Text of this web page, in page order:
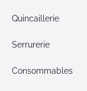
Quincaillerie
Serrurerie
Consommables